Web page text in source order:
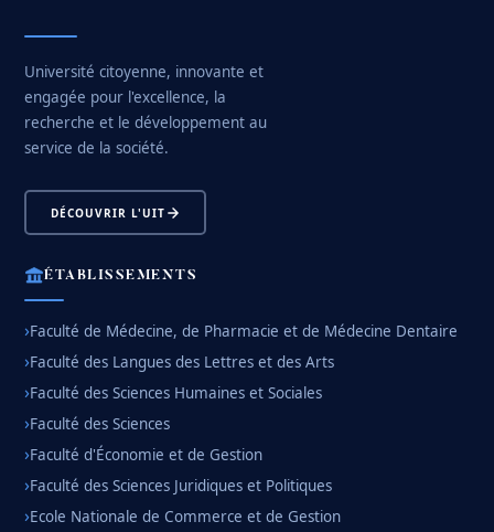
Transport
Sport
Appels d’offres
Liens utiles
Université citoyenne, innovante et
engagée pour l'excellence, la
recherche et le développement au
service de la société.
DÉCOUVRIR L'UIT
ÉTABLISSEMENTS
Faculté de Médecine, de Pharmacie et de Médecine Dentaire
Faculté des Langues des Lettres et des Arts
Faculté des Sciences Humaines et Sociales
Faculté des Sciences
Faculté d'Économie et de Gestion
Faculté des Sciences Juridiques et Politiques
Ecole Nationale de Commerce et de Gestion